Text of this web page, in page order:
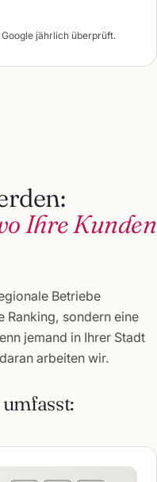
jährlich überprüft.
Ihre Kunden
Betriebe
Ranking, sondern eine
jemand in Ihrer Stadt
arbeiten wir.